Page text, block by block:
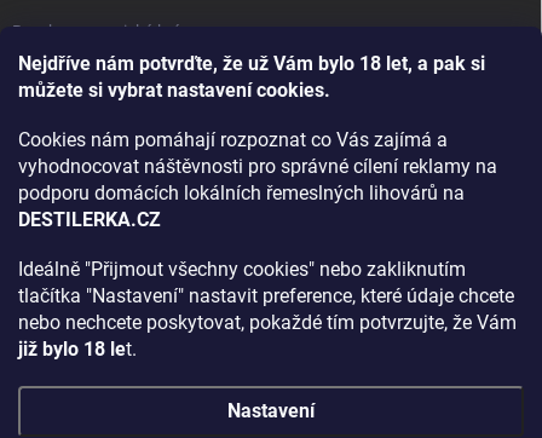
Nejdříve nám potvrďte, že už Vám bylo 18 let, a pak si
můžete si vybrat nastavení cookies.
Cookies nám pomáhají rozpoznat co Vás zajímá a
vyhodnocovat náštěvnosti pro správné cílení reklamy na
podporu domácích lokálních řemeslných lihovárů na
DESTILERKA.CZ
Ideálně "Přijmout všechny cookies" nebo zakliknutím
tlačítka "Nastavení" nastavit preference, které údaje chcete
nebo nechcete poskytovat, pokaždé tím potvrzujte, že Vám
již bylo 18 let.
Nastavení
Bourbon, americká krása.
Napsali v TÝDNU o naší práci
Rozhovor s DESTILERKA.CZ v magazínu DRINKING-CAT
Jak vybrat dárek na Vánoce
Archiv